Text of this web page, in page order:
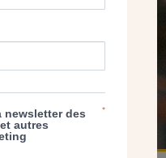
DON
newsletter des
autres
*